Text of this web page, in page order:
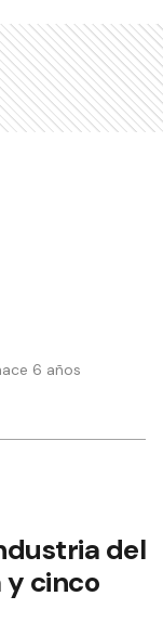
6 años
del
cinco